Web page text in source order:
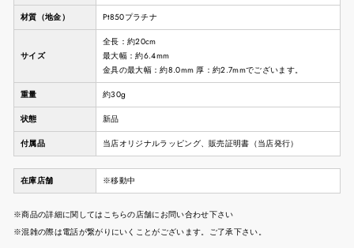
材質（地金） Pt850プラチナ
サイズ
全長：約20cm
最大幅：約6.4mm
金具の最大幅：約8.0mm 厚：約2.7mmでございます。
重量 約30g
状態 新品
付属品 当店オリジナルラッピング、販売証明書（当店発行）
在庫店舗 ※移動中
※商品の詳細に関してはこちらの店舗にお問い合わせ下さい
※混雑の際は電話が繋がりにいくことがございます。ご了承下さい。